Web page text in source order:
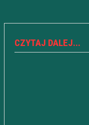
CZYTAJ DALEJ...